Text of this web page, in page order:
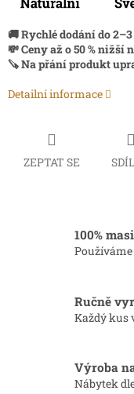
🚚 Rychlé dodání do
💸 Ceny až o 50 % nižší
🪚 Na přání produkt
Detailní informace
ZEPTAT SE
100%
Ručně
Každý kus
Výroba
Nábytek